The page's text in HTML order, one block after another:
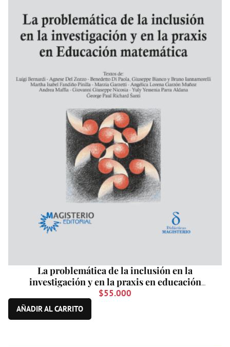
La problemática de la inclusión en la
investigación y en la praxis en educación
matemática
$55.000
AÑADIR AL CARRITO